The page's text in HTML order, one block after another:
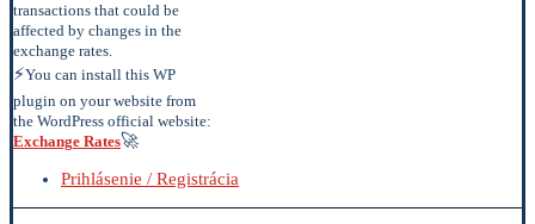
transactions that could be
affected by changes in the
exchange rates.
⚡You can install this WP
plugin on your website from
the WordPress official website:
Exchange Rates🚀
Prihlásenie / Registrácia